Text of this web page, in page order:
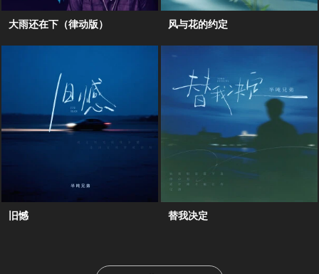
大雨还在下（律动版） 风与花的约定
旧憾 替我决定